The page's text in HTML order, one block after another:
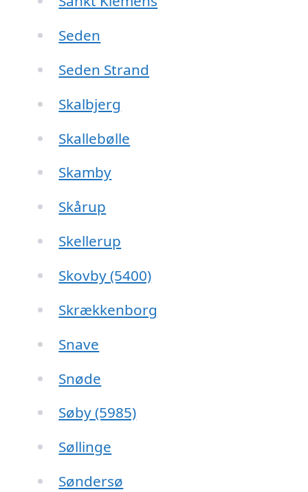
Seden
Seden Strand
Skalbjerg
Skallebølle
Skamby
Skårup
Skellerup
Skovby (5400)
Skrækkenborg
Snave
Snøde
Søby (5985)
Søllinge
Søndersø